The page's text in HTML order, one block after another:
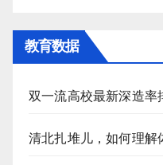
教育数据
双一流高校最新深造率
清北扎堆儿，如何理解